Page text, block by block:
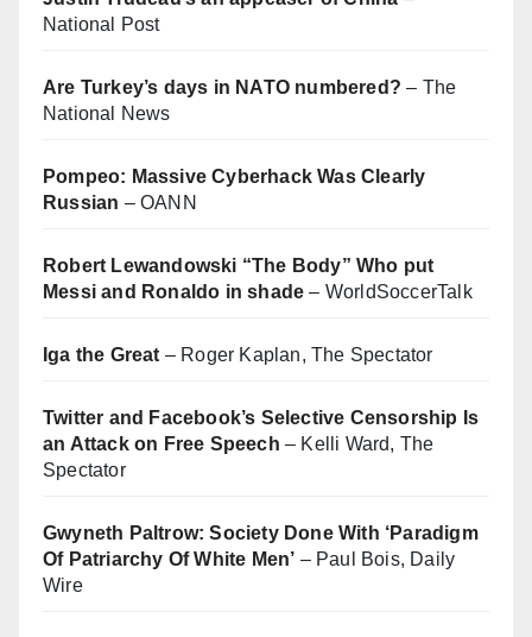
National Post
Are Turkey’s days in NATO numbered? – The
National News
Pompeo: Massive Cyberhack Was Clearly
Russian – OANN
Robert Lewandowski “The Body” Who put
Messi and Ronaldo in shade – WorldSoccerTalk
Iga the Great – Roger Kaplan, The Spectator
Twitter and Facebook’s Selective Censorship Is
an Attack on Free Speech – Kelli Ward, The
Spectator
Gwyneth Paltrow: Society Done With ‘Paradigm
Of Patriarchy Of White Men’ – Paul Bois, Daily
Wire